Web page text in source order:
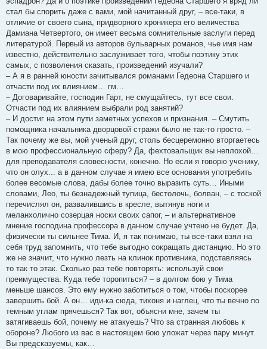
стал бы спорить даже с вами, мой начитанный друг, – все-таки, в
отличие от своего сына, придворного хроникера его величества
Дамиана Четвертого, он имеет весьма сомнительные заслуги перед
литературой. Первый из авторов бульварных романов, чье имя нам
известно, действительно заслуживает того, чтобы поэтику этих
самых, с позволения сказать, произведений изучали?
– А я в ранней юности зачитывался романами Гедеона Старшего и
отчасти под их влиянием… гм…
– Договаривайте, господин Гарт, не смущайтесь, тут все свои.
Отчасти под их влиянием выбрали род занятий?
– И достиг на этом пути заметных успехов и признания. – Смутить
помощника начальника дворцовой стражи было не так-то просто. –
Так почему же вы, мой ученый друг, столь бесцеремонно вторгаетесь
в мою профессиональную сферу? Да, фехтовальщик вы неплохой…
для преподавателя словесности, конечно. Но если я говорю ученику,
что он олух... а в данном случае я имею все основания употребить
более весомые слова, дабы более точно выразить суть… Иными
словами, Лео, ты безнадежный тупица, бестолочь, болван, – с тоской
перечислял он, развалившись в кресле, вытянув ноги и
меланхолично созерцая носки своих сапог, – и альтернативное
мнение господина профессора в данном случае учтено не будет. Да,
физически ты сильнее Тима. И, я так понимаю, ты все-таки взял на
себя труд запомнить, что тебе выгодно сокращать дистанцию. Но это
же не значит, что нужно лезть на клинок противника, подставляясь
то так то этак. Сколько раз тебе повторять: используй свои
преимущества. Куда тебе торопиться? – в долгом бою у Тима
меньше шансов. Это ему нужно заботиться о том, чтобы поскорее
завершить бой. А он… иди-ка сюда, тихоня и наглец, что ты вечно по
темным углам прячешься? Так вот, объясни мне, зачем ты
затягиваешь бой, почему не атакуешь? Что за странная любовь к
обороне? Любого из вас в настоящем бою уложат через пару минут.
Вы предсказуемы, как…